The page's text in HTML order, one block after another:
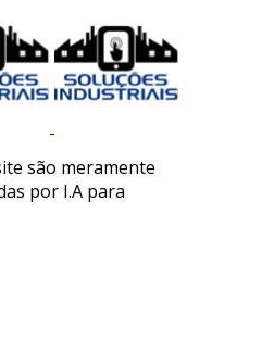
são meramente
por I.A para